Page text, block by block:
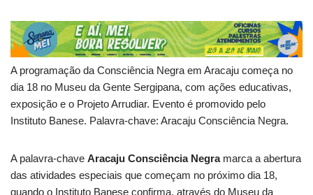
A programação da Consciência Negra em Aracaju começa no
dia 18 no Museu da Gente Sergipana, com ações educativas,
exposição e o Projeto Arrudiar. Evento é promovido pelo
Instituto Banese. Palavra-chave: Aracaju Consciência Negra.
A palavra-chave Aracaju Consciência Negramarca a abertura
das atividades especiais que começam no próximo dia 18,
quando o Instituto Banese confirma, através do Museu da